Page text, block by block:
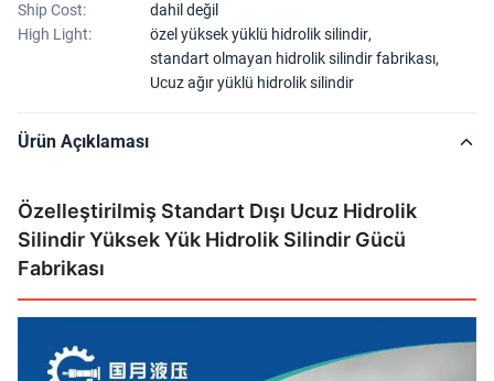
Ship Cost:
dahil değil
High Light:
özel yüksek yüklü hidrolik silindir,
standart olmayan hidrolik silindir fabrikası,
Ucuz ağır yüklü hidrolik silindir
Ürün Açıklaması
Özelleştirilmiş Standart Dışı Ucuz Hidrolik
Silindir Yüksek Yük Hidrolik Silindir Gücü
Fabrikası